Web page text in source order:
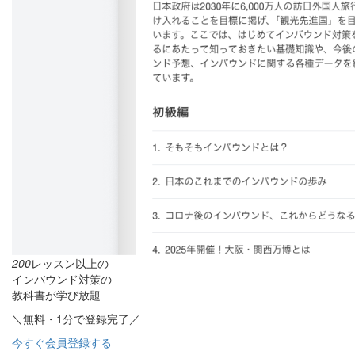
200レッスン以上の
インバウンド対策の
教科書が学び放題
＼無料・1分で登録完了／
今すぐ会員登録する